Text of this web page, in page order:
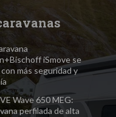
iSmove se
más seguridad y
Wave 650 MEG:
perfilada de alta